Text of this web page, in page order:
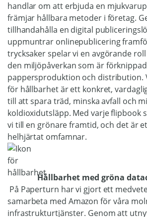
handlar om att erbjuda en
främjar hållbara metoder i företag.
tillhandahålla en digital
uppmuntrar onlinepublicering
trycksaker spelar vi en avgörande
den miljöpåverkan som är
pappersproduktion och distribution.
för hållbarhet är ett konkret,
till att spara träd, minska avfall och
koldioxidutsläpp. Med varje flipbook
vi till en grönare framtid, och det är
helhjärtat omfamnar.
Hållbarhet med gröna
På Paperturn har vi gjort ett
samarbeta med Amazon för våra
infrastrukturtjänster. Genom att